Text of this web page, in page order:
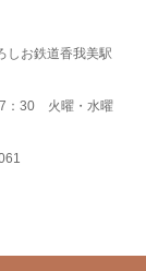
お鉄道香我美駅
：30 火曜・水曜